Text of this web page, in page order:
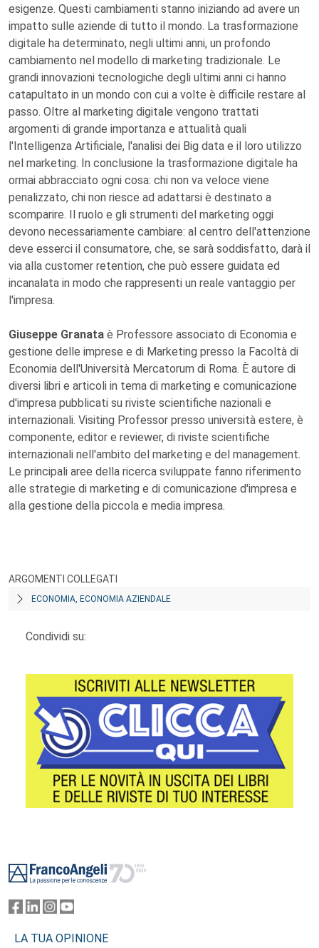
esigenze. Questi cambiamenti stanno iniziando ad avere un
impatto sulle aziende di tutto il mondo. La trasformazione
digitale ha determinato, negli ultimi anni, un profondo
cambiamento nel modello di marketing tradizionale. Le
grandi innovazioni tecnologiche degli ultimi anni ci hanno
catapultato in un mondo con cui a volte è difficile restare al
passo. Oltre al marketing digitale vengono trattati
argomenti di grande importanza e attualità quali
l'Intelligenza Artificiale, l'analisi dei Big data e il loro utilizzo
nel marketing. In conclusione la trasformazione digitale ha
ormai abbracciato ogni cosa: chi non va veloce viene
penalizzato, chi non riesce ad adattarsi è destinato a
scomparire. Il ruolo e gli strumenti del marketing oggi
devono necessariamente cambiare: al centro dell'attenzione
deve esserci il consumatore, che, se sarà soddisfatto, darà il
via alla customer retention, che può essere guidata ed
incanalata in modo che rappresenti un reale vantaggio per
l'impresa.
Giuseppe Granata è Professore associato di Economia e
gestione delle imprese e di Marketing presso la Facoltà di
Economia dell'Università Mercatorum di Roma. È autore di
diversi libri e articoli in tema di marketing e comunicazione
d'impresa pubblicati su riviste scientifiche nazionali e
internazionali. Visiting Professor presso università estere, è
componente, editor e reviewer, di riviste scientifiche
internazionali nell'ambito del marketing e del management.
Le principali aree della ricerca sviluppate fanno riferimento
alle strategie di marketing e di comunicazione d'impresa e
alla gestione della piccola e media impresa.
ARGOMENTI COLLEGATI
ECONOMIA, ECONOMIA AZIENDALE
Condividi su:
LA TUA OPINIONE